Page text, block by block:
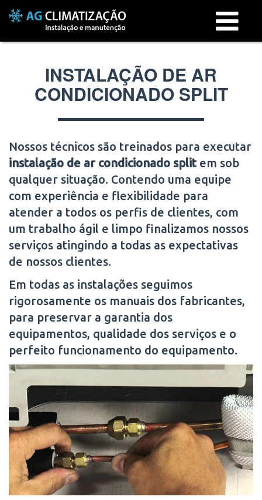
Menu
INSTALAÇÃO DE AR
CONDICIONADO SPLIT
Nossos técnicos são treinados para executar
instalação de ar condicionado splitem sob
qualquer situação. Contendo uma equipe
com experiência e flexibilidade para
atender a todos os perfis de clientes, com
um trabalho ágil e limpo finalizamos nossos
serviços atingindo a todas as expectativas
de nossos clientes.
Em todas as instalações seguimos
rigorosamente os manuais dos fabricantes,
para preservar a garantia dos
equipamentos, qualidade dos serviços e o
perfeito funcionamento do equipamento.